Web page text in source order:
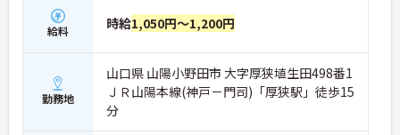
給料 時給1,050円～1,200円
勤務地
山口県 山陽小野田市 大字厚狭埴生田498番1
ＪＲ山陽本線(神戸－門司)「厚狭駅」徒歩15
分